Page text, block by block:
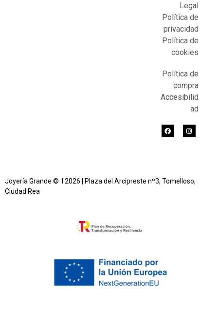
Legal
Política de
privacidad
Política de
cookies
Política de
compra
Accesibilid
ad
Joyería Grande © l 2026 | Plaza del Arcipreste nº3, Tomelloso,
Ciudad Rea